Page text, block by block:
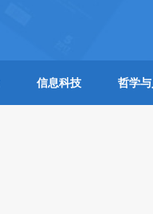
信息科技 哲学